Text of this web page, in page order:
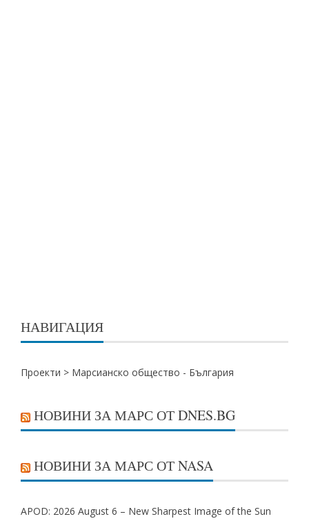
НАВИГАЦИЯ
Проекти > Марсианско общество - България
НОВИНИ ЗА МАРС ОТ DNES.BG
НОВИНИ ЗА МАРС ОТ NASA
APOD: 2026 August 6 – New Sharpest Image of the Sun